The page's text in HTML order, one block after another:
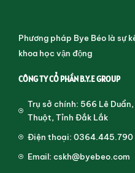
Phương pháp Bye Béo là sự
khoa học vận động
CÔNG TY CỔ PHẦN B.Y.E GROUP
Trụ sở chính: 566 Lê
Thuột, Tỉnh Đắk Lắk
Điện thoại: 0364.445.790
Email: cskh@byebeo.com